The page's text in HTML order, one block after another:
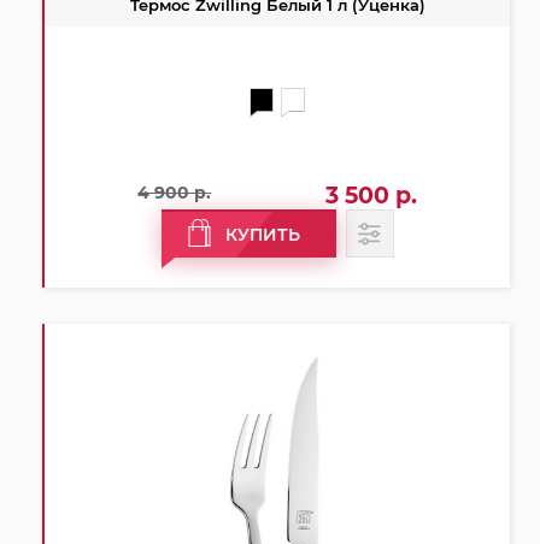
Термос Zwilling Белый 1 л (Уценка)
4 900 р. 3 500 р.
КУПИТЬ